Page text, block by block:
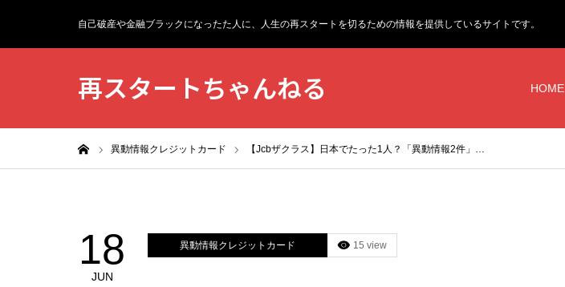
自己破産や金融ブラックになったた人に、人生の再スタートを切るための情報を提供しているサイトです。
再スタートちゃんねる HOME
異動情報クレジットカード 【Jcbザクラス】日本でたった1人？「異動情報2件」…
18
JUN
異動情報クレジットカード 15 view